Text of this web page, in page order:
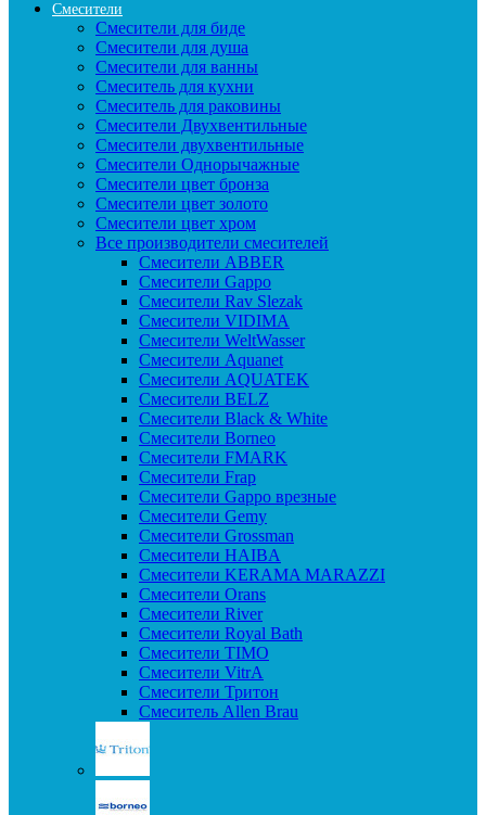
Смесители
Смесители для биде
Смесители для душа
Смесители для ванны
Смеситель для кухни
Смеситель для раковины
Смесители Двухвентильные
Смесители двухвентильные
Смесители Однорычажные
Смесители цвет бронза
Смесители цвет золото
Смесители цвет хром
Все производители смесителей
Cмесители ABBER
Cмесители Gappo
Cмесители Rav Slezak
Cмесители VIDIMA
Cмесители WeltWasser
Смесители Aquanet
Смесители AQUATEK
Смесители BELZ
Смесители Black & White
Смесители Borneo
Смесители FMARK
Смесители Frap
Смесители Gappo врезные
Смесители Gemy
Смесители Grossman
Смесители HAIBA
Смесители KERAMA MARAZZI
Смесители Orans
Смесители River
Смесители Royal Bath
Смесители TIMO
Смесители VitrA
Смесители Тритон
Смеситель Allen Brau